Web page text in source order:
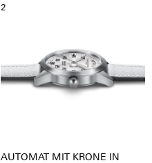
2
AUTOMAT MIT KRONE IN